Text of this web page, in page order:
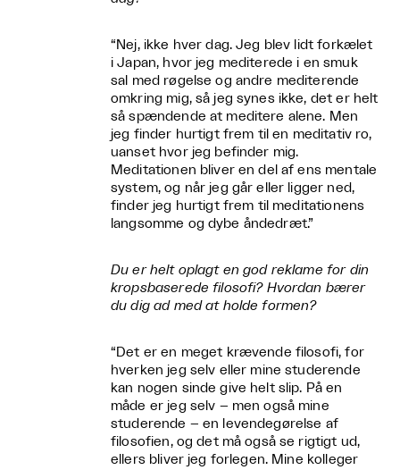
“Nej, ikke hver dag. Jeg blev lidt forkælet
i Japan, hvor jeg mediterede i en smuk
sal med røgelse og andre mediterende
omkring mig, så jeg synes ikke, det er helt
så spændende at meditere alene. Men
jeg finder hurtigt frem til en meditativ ro,
uanset hvor jeg befinder mig.
Meditationen bliver en del af ens mentale
system, og når jeg går eller ligger ned,
finder jeg hurtigt frem til meditationens
langsomme og dybe åndedræt.”
Du er helt oplagt en god reklame for din
kropsbaserede filosofi? Hvordan bærer
du dig ad med at holde formen?
“Det er en meget krævende filosofi, for
hverken jeg selv eller mine studerende
kan nogen sinde give helt slip. På en
måde er jeg selv – men også mine
studerende – en levendegørelse af
filosofien, og det må også se rigtigt ud,
ellers bliver jeg forlegen. Mine kolleger